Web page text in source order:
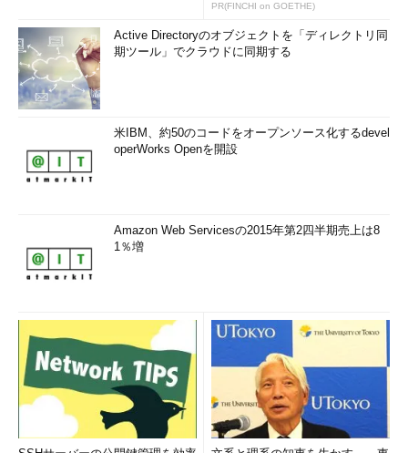
PR(FINCHI on GOETHE)
Active Directoryのオブジェクトを「ディレクトリ同
期ツール」でクラウドに同期する
米IBM、約50のコードをオープンソース化するdevel
operWorks Openを開設
Amazon Web Servicesの2015年第2四半期売上は8
1％増